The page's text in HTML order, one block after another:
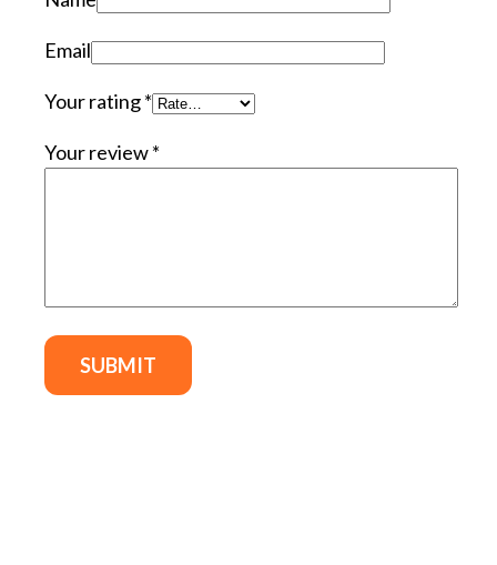
Email
Your rating*
Your review*